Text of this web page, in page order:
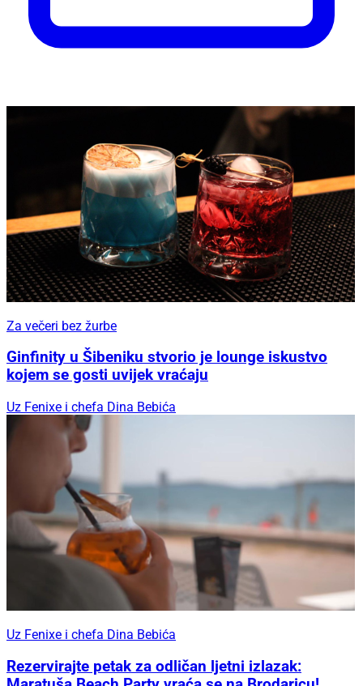
Za večeri bez žurbe
Ginfinity u Šibeniku stvorio je lounge iskustvo
kojem se gosti uvijek vraćaju
Uz Fenixe i chefa Dina Bebića
Uz Fenixe i chefa Dina Bebića
Rezervirajte petak za odličan ljetni izlazak: